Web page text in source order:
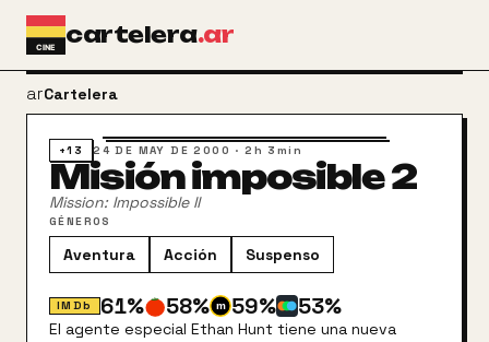
Ir al contenido principal
cartelera.ar
arrow_back
Cartelera
+13 24 DE MAY DE 2000 ·2h 3min
Misión imposible 2
Mission: Impossible II
GÉNEROS
Aventura Acción Suspenso
IMDb 61% 58% 59% 53%
El agente especial Ethan Hunt tiene una nueva